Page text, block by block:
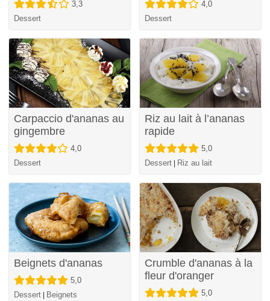
3,3
Dessert
4,0
Dessert
Carpaccio d'ananas au
gingembre
4,0
Dessert
Riz au lait à l’ananas
rapide
5,0
Dessert | Riz au lait
Beignets d'ananas
5,0
Dessert | Beignets
Crumble d'ananas à la
fleur d'oranger
5,0